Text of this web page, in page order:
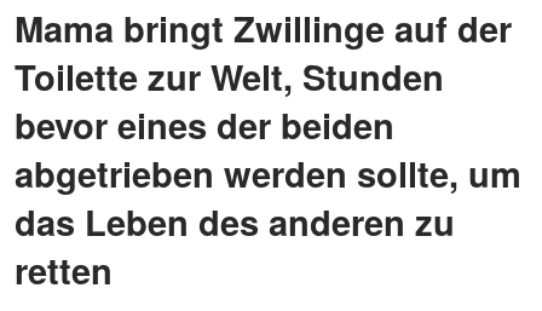
Mama bringt Zwillinge auf der
Toilette zur Welt, Stunden
bevor eines der beiden
abgetrieben werden sollte, um
das Leben des anderen zu
retten